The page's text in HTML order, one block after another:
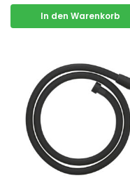
In den Warenkorb